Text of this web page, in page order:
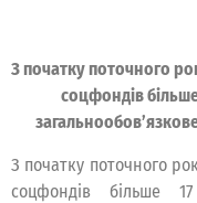
З початку поточного
соцфондів
З початку поточного
соцфондів більше